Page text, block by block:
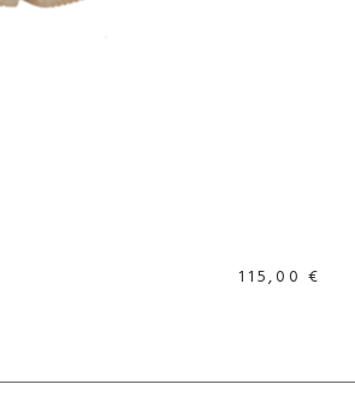
115,00 €